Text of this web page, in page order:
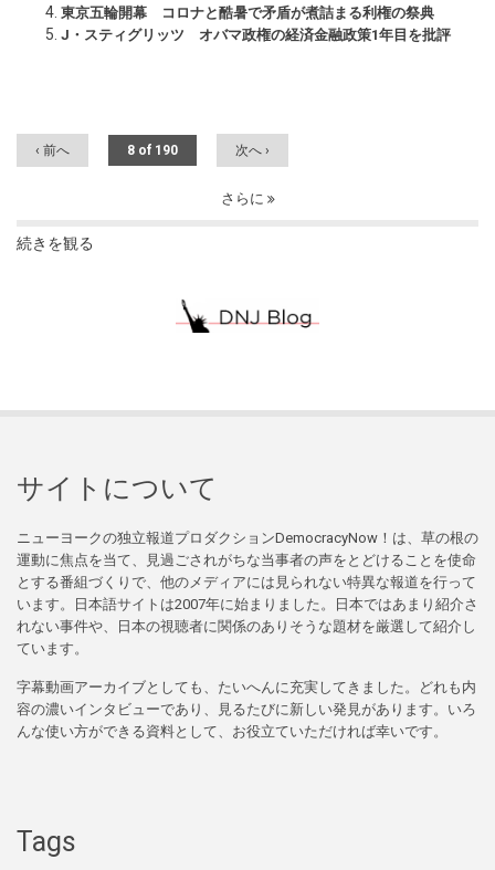
東京五輪開幕 コロナと酷暑で矛盾が煮詰まる利権の祭典
J・スティグリッツ オバマ政権の経済金融政策1年目を批評
‹ 前へ 8 of 190 次へ ›
さらに
続きを観る
サイトについて
ニューヨークの独立報道プロダクションDemocracyNow！は、草の根の
運動に焦点を当て、見過ごされがちな当事者の声をとどけることを使命
とする番組づくりで、他のメディアには見られない特異な報道を行って
います。日本語サイトは2007年に始まりました。日本ではあまり紹介さ
れない事件や、日本の視聴者に関係のありそうな題材を厳選して紹介し
ています。
字幕動画アーカイブとしても、たいへんに充実してきました。どれも内
容の濃いインタビューであり、見るたびに新しい発見があります。いろ
んな使い方ができる資料として、お役立ていただければ幸いです。
Tags